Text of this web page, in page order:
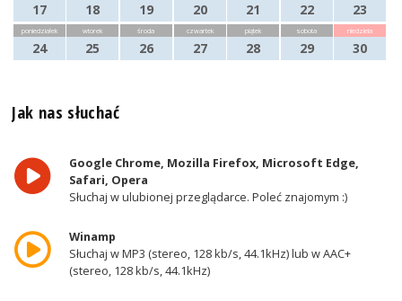
17 18 19 20 21 22 23
poniedziałek
24
wtorek
25
środa
26
czwartek
27
piątek
28
sobota
29
niedziela
30
Jak nas słuchać
Google Chrome, Mozilla Firefox, Microsoft Edge,
Safari, Opera
Słuchaj w ulubionej przeglądarce. Poleć znajomym :)
Winamp
Słuchaj w MP3 (stereo, 128 kb/s, 44.1kHz) lub w AAC+
(stereo, 128 kb/s, 44.1kHz)